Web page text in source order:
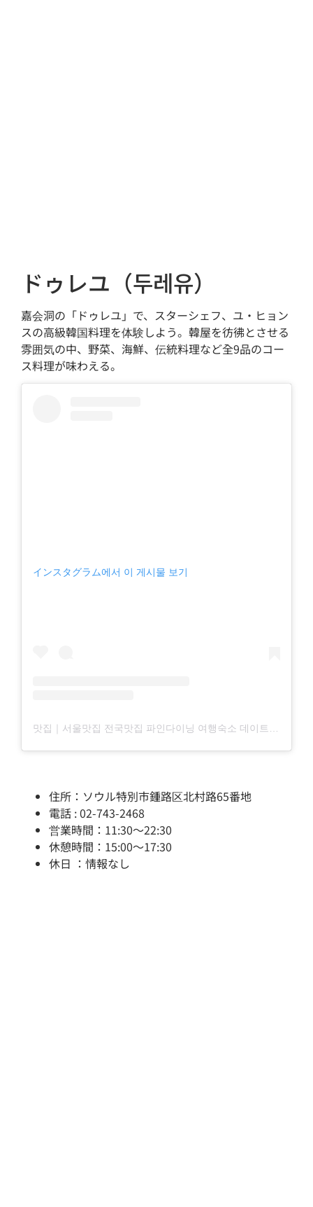
ドゥレユ（두레유）
嘉会洞の「ドゥレユ」で、スターシェフ、ユ・ヒョン
スの高級韓国料理を体験しよう。韓屋を彷彿とさせる
雰囲気の中、野菜、海鮮、伝統料理など全9品のコー
ス料理が味わえる。
インスタグラム에서 이 게시물 보기
맛집｜서울맛집 전국맛집 파인다이닝 여행숙소 데이트맛집(@_matzip__)님의 공유 게시물
住所：ソウル特別市鍾路区北村路65番地
電話 : 02-743-2468
営業時間：11:30～22:30
休憩時間：15:00～17:30
休日 ：情報なし